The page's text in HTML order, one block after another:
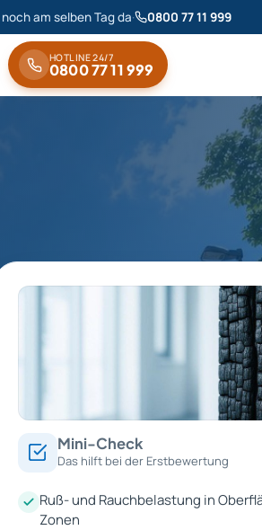
am selben Tag da· 0800 77 11 999
HOTLINE 24/7
0800 77 11 999
Mini-Check
Das hilft bei der Erstbewertung
Ruß- und Rauchbelastung in
Zonen